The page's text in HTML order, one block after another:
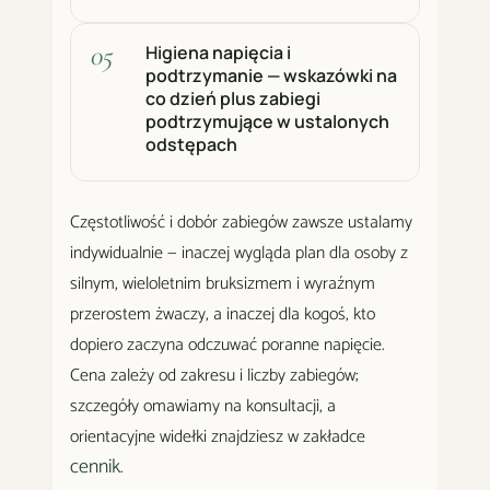
Higiena napięcia i
podtrzymanie — wskazówki na
co dzień plus zabiegi
podtrzymujące w ustalonych
odstępach
Częstotliwość i dobór zabiegów zawsze ustalamy
indywidualnie — inaczej wygląda plan dla osoby z
silnym, wieloletnim bruksizmem i wyraźnym
przerostem żwaczy, a inaczej dla kogoś, kto
dopiero zaczyna odczuwać poranne napięcie.
Cena zależy od zakresu i liczby zabiegów;
szczegóły omawiamy na konsultacji, a
orientacyjne widełki znajdziesz w zakładce
cennik.